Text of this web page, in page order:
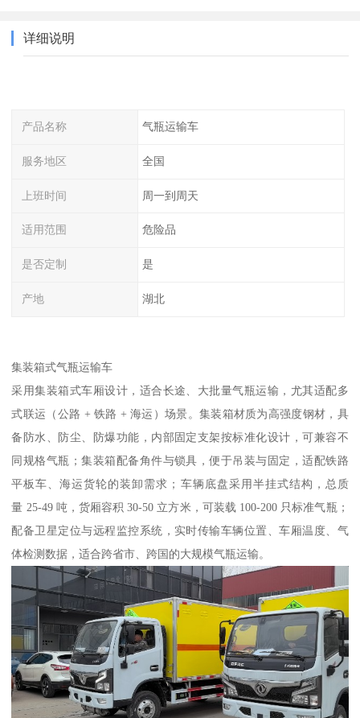
详细说明
产品名称 气瓶运输车
服务地区 全国
上班时间 周一到周天
适用范围 危险品
是否定制 是
产地 湖北
集装箱式气瓶运输车​
采用集装箱式车厢设计，适合长途、大批量气瓶运输，尤其适配多
式联运（公路 + 铁路 + 海运）场景。集装箱材质为高强度钢材，具
备防水、防尘、防爆功能，内部固定支架按标准化设计，可兼容不
同规格气瓶；集装箱配备角件与锁具，便于吊装与固定，适配铁路
平板车、海运货轮的装卸需求；车辆底盘采用半挂式结构，总质
量 25-49 吨，货厢容积 30-50 立方米，可装载 100-200 只标准气瓶；
配备卫星定位与远程监控系统，实时传输车辆位置、车厢温度、气
体检测数据，适合跨省市、跨国的大规模气瓶运输。​